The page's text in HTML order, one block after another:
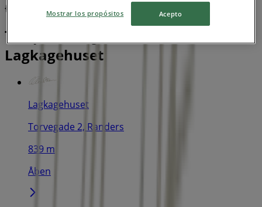
{"numCatalogs":0}
Tidsplaner og adresser
Lagkagehuset
Lagkagehuset
Torvegade 2, Randers
839 m
Åben
Mostrar los propósitos Acepto